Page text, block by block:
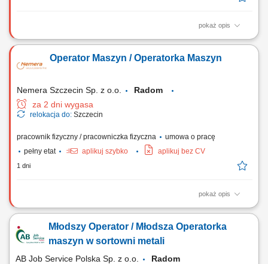
pokaż opis
Chcesz zostać częścią dynamicznego i innowacyjnego zespołu? W
renomowany producent transformatorów średniego, niskiego i
wysokiego napięcia, szyn prądowych, elementów z żywicą epoksydową
Operator Maszyn / Operatorka Maszyn
Nemera Szczecin Sp. z o.o.
Radom
za 2 dni wygasa
relokacja do: Szczecin
pracownik fizyczny / pracowniczka fizyczna
umowa o pracę
pełny etat
aplikuj szybko aplikuj bez CV
1 dni
pokaż opis
Opis stanowiska: Przygotowanie, ustawianie i przezbrajanie maszyn
jakością wyrobów medycznych. Współudział w uruchamianiu
innowacyjnych linii automatycznych do wstrzykiwaczy. Diagnozowanie
Młodszy Operator / Młodsza Operatorka
maszyn w sortowni metali
AB Job Service Polska Sp. z o.o. Radom